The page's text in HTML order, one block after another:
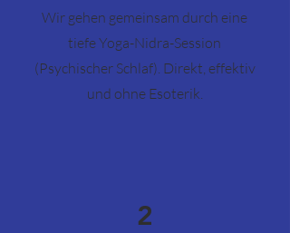
Wir gehen gemeinsam durch eine
tiefe Yoga-Nidra-Session
(Psychischer Schlaf). Direkt, effektiv
und ohne Esoterik.
2